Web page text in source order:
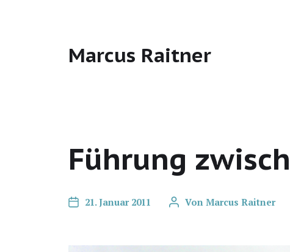
Marcus Raitner
Führung
21. Januar 2011 Von Marcus Raitner